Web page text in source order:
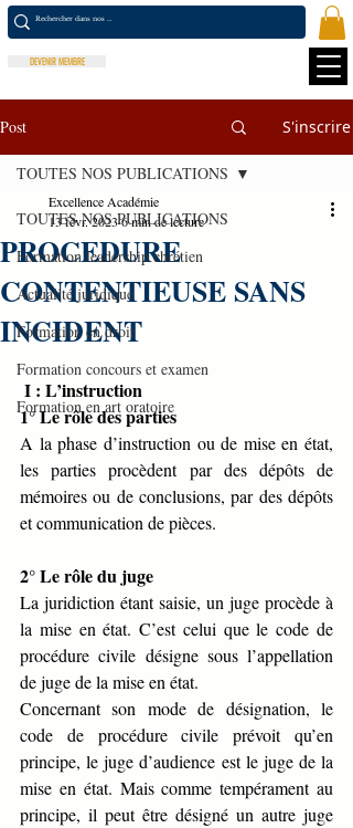
DEVENIR MEMBRE
Post S'inscrire
TOUTES NOS PUBLICATIONS
Formation leadership chrétien
Actualité juridique
Formation en droit
Formation concours et examen
Formation en art oratoire
TOUTES NOS PUBLICATIONS
PROCEDURE
CONTENTIEUSE SANS
INCIDENT
Excellence Académie
13 févr. 20236 min de lecture
I : L’instruction
1° Le rôle des parties
A la phase d’instruction ou de mise en état,
les parties procèdent par des dépôts de
mémoires ou de conclusions, par des dépôts
et communication de pièces.
2° Le rôle du juge
La juridiction étant saisie, un juge procède à
la mise en état. C’est celui que le code de
procédure civile désigne sous l’appellation
de juge de la mise en état.
Concernant son mode de désignation, le
code de procédure civile prévoit qu’en
principe, le juge d’audience est le juge de la
mise en état. Mais comme tempérament au
principe, il peut être désigné un autre juge